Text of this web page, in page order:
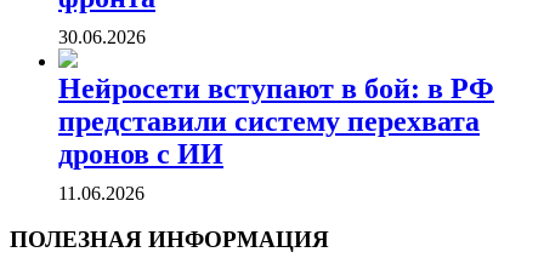
30.06.2026
Нейросети вступают в бой: в РФ
представили систему перехвата
дронов с ИИ
11.06.2026
ПОЛЕЗНАЯ ИНФОРМАЦИЯ